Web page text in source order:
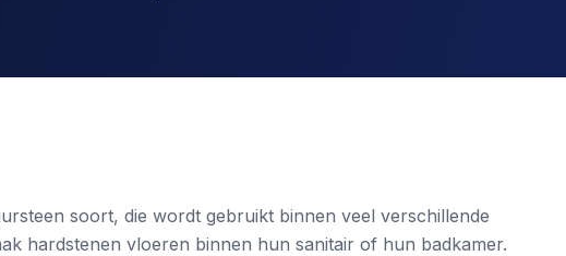
soort, die wordt gebruikt binnen veel verschillende
hardstenen vloeren binnen hun sanitair of hun badkamer.